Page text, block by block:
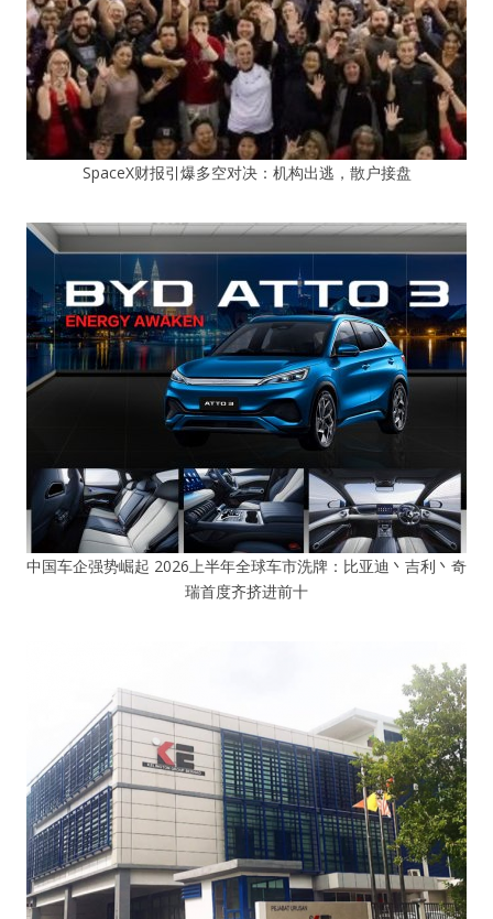
SpaceX财报引爆多空对决：机构出逃，散户接盘
中国车企强势崛起 2026上半年全球车市洗牌：比亚迪丶吉利丶奇
瑞首度齐挤进前十